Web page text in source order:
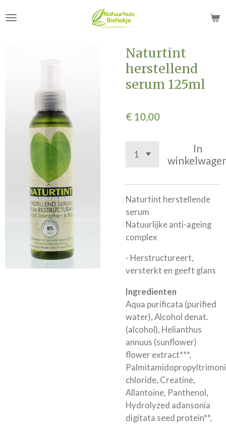
direct
Naturtint
herstellend
serum 125ml
€ 10,00
In
Naturtint herstellende
serum
Natuurlijke anti-ageing
complex
- Herstructureert,
versterkt en geeft glans
Ingredienten
Aqua purificata (purified
water), Alcohol denat.
(alcohol), Helianthus
annuus (sunflower)
flower extract***,
chloride, Creatine,
Allantoine, Panthenol,
Hydrolyzed adansonia
digitata seed protein**,